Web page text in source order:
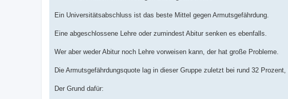
Ein Universitätsabschluss ist das beste Mittel gegen Armutsgefährdung.
Eine abgeschlossene Lehre oder zumindest Abitur senken es ebenfalls.
Wer aber weder Abitur noch Lehre vorweisen kann, der hat große Probleme.
Die Armutsgefährdungsquote lag in dieser Gruppe zuletzt bei rund 32
Der Grund dafür: